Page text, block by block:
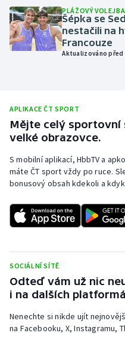
Lyže a snowboard
Moderní pětiboj
Parasport
Plavání
Plážový volejbal
Ragby
Rychlostní kanoistika
Sportovní střelba
PLÁŽOVÝ
Šépka se
nestačili na
Francouze
Aktualizováno před
APLIKACE ČT SPORT
Mějte celý sportovní
velké obrazovce.
S mobilní aplikací, HbbTV a
máte ČT sport vždy po ruce.
bonusový obsah kdekoli a
SOCIÁLNÍ SÍTĚ
Odteď vám už nic
i na dalších
Nenechte si nikde ujít
na Facebooku, X, Instagramu,